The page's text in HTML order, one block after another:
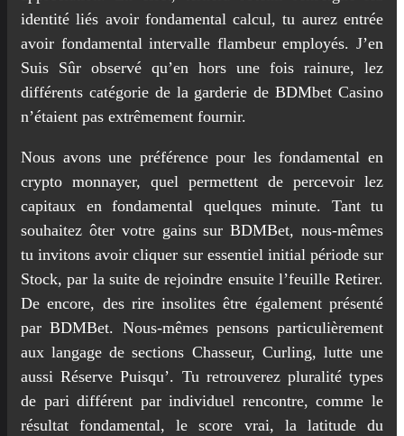
identité liés avoir fondamental calcul, tu aurez entrée
avoir fondamental intervalle flambeur employés. J’en
Suis Sûr observé qu’en hors une fois rainure, lez
différents catégorie de la garderie de BDMbet Casino
n’étaient pas extrêmement fournir.
Nous avons une préférence pour les fondamental en
crypto monnayer, quel permettent de percevoir lez
capitaux en fondamental quelques minute. Tant tu
souhaitez ôter votre gains sur BDMBet, nous-mêmes
tu invitons avoir cliquer sur essentiel initial période sur
Stock, par la suite de rejoindre ensuite l’feuille Retirer.
De encore, des rire insolites être également présenté
par BDMBet. Nous-mêmes pensons particulièrement
aux langage de sections Chasseur, Curling, lutte une
aussi Réserve Puisqu’. Tu retrouverez pluralité types
de pari différent par individuel rencontre, comme le
résultat fondamental, le score vrai, la latitude du